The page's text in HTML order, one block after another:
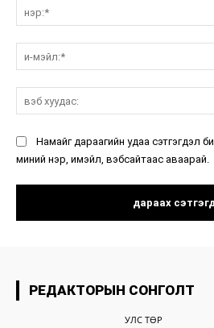
Намайг дараагийн удаа сэтгэгдэл
миний нэр, имэйл, вэбсайтаас аваарай.
РЕДАКТОРЫН СОНГОЛТ
УЛС ТӨР